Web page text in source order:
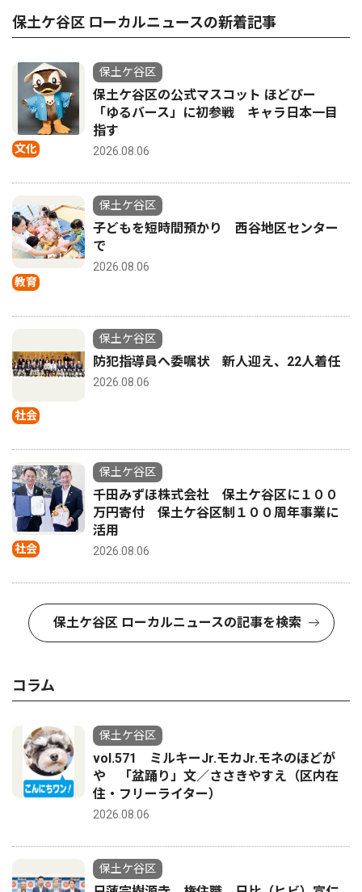
保土ケ谷区 ローカルニュースの新着記事
文化
保土ケ谷区
保土ケ谷区の公式マスコット ほどぴー
「ゆるバース」に初参戦 キャラ日本一目
指す
2026.08.06
教育
保土ケ谷区
子どもを短時間預かり 西谷地区センター
で
2026.08.06
社会
保土ケ谷区
防犯指導員へ委嘱状 新人迎え、22人着任
2026.08.06
社会
保土ケ谷区
千田みずほ株式会社 保土ケ谷区に１００
万円寄付 保土ケ谷区制１００周年事業に
活用
2026.08.06
保土ケ谷区 ローカルニュースの記事を検索
コラム
保土ケ谷区
vol.571 ミルキーJr.モカJr.モネのほどが
や 「盆踊り」文／ささきやすえ（区内在
住・フリーライター）
2026.08.06
保土ケ谷区